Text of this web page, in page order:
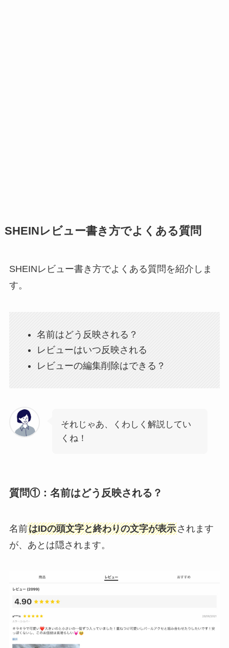
SHEINレビュー書き方でよくある質問
SHEINレビュー書き方でよくある質問を紹介しま
す。
名前はどう反映される？
レビューはいつ反映される
レビューの編集削除はできる？
それじゃあ、くわしく解説してい
くね！
質問①：名前はどう反映される？
名前はIDの頭文字と終わりの文字が表示されます
が、あとは隠されます。